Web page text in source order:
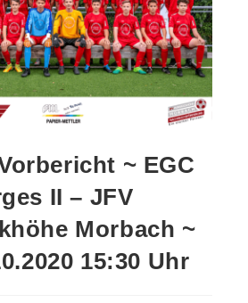
~ EGC
II – JFV
Morbach ~
15:30 Uhr